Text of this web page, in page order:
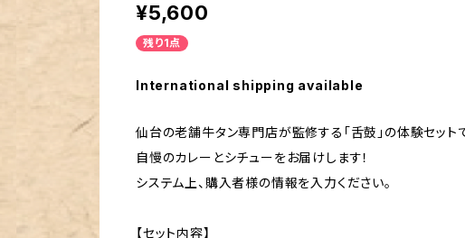
¥5,600
残り1点
International shipping available
仙台の老舗牛タン専門店が監修する「舌鼓」の体験セット
自慢のカレーとシチューをお届けします！
システム上、購入者様の情報を入力ください。
【セット内容】